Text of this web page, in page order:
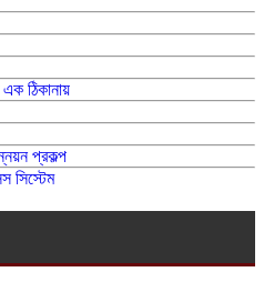
ঠিকানায়
প্রকল্প
সিস্টেম